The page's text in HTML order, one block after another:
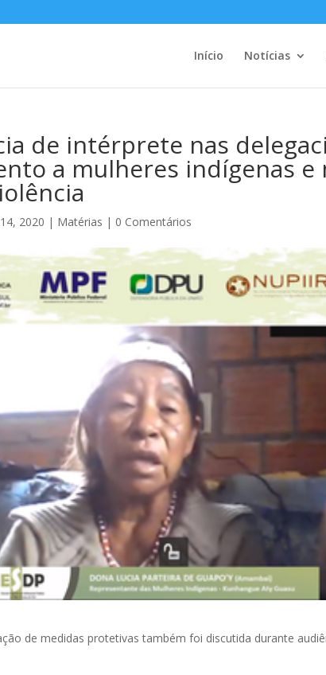
Início Notícias
de intérprete nas
a mulheres indígenas e
2020 | Matérias | 0 Comentários
de medidas protetivas também foi discutida durante